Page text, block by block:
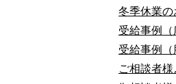
冬季休業の
受給事例（
受給事例（
ご相談者